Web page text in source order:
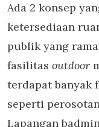
Ada 2 konsep
ketersediaan
publik yang
fasilitas outdoor
terdapat banyak
seperti
Lapangan